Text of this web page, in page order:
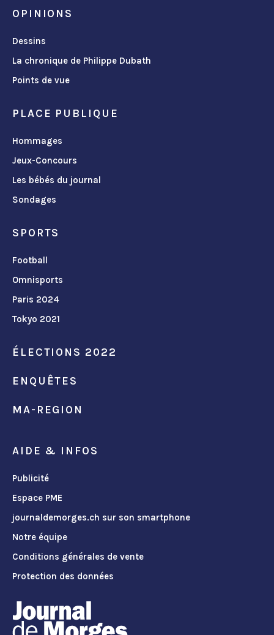
OPINIONS
Dessins
La chronique de Philippe Dubath
Points de vue
PLACE PUBLIQUE
Hommages
Jeux-Concours
Les bébés du journal
Sondages
SPORTS
Football
Omnisports
Paris 2024
Tokyo 2021
ÉLECTIONS 2022
ENQUÊTES
MA-REGION
AIDE & INFOS
Publicité
Espace PME
journaldemorges.ch sur son smartphone
Notre équipe
Conditions générales de vente
Protection des données